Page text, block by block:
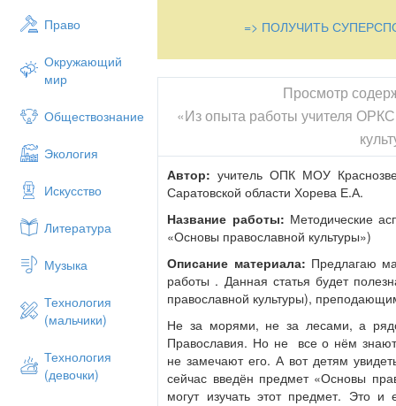
Право
Окружающий
мир
Обществознание
Экология
Искусство
Литература
Музыка
Технология
(мальчики)
Технология
(девочки)
=> ПОЛУЧИТЬ
Просмотр
«Из опыта работы учителя
Автор: учитель ОПК МОУ
Саратовской области Хорева Е.А.
Название работы: Методические
«Основы православной культуры»)
Описание материала: Предлагаю
работы . Данная статья будет
православной культуры),
Не за морями, не за лесами, а
Православия. Но не все о нём
не замечают его. А вот детям
сейчас введён предмет «Основы
могут изучать этот предмет. Это